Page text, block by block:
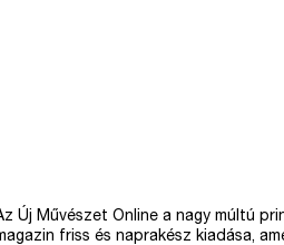
Új Művészet Online a nagy múltú
friss és naprakész kiadása,